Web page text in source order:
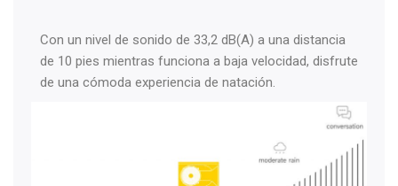
Con un nivel de sonido de 33,2 dB(A) a una distancia
de 10 pies mientras funciona a baja velocidad, disfrute
de una cómoda experiencia de natación.